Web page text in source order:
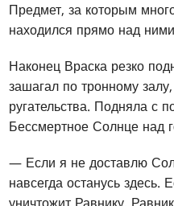
Предмет, за которым
находился прямо над
Наконец Враска резко
зашагал по тронному
ругательства. Подняла с
Бессмертное Солнце над
— Если я не доставлю
навсегда останусь